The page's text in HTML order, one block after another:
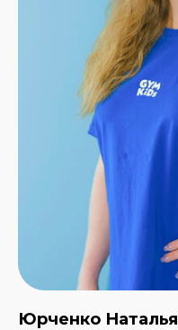
Юрченко Наталья